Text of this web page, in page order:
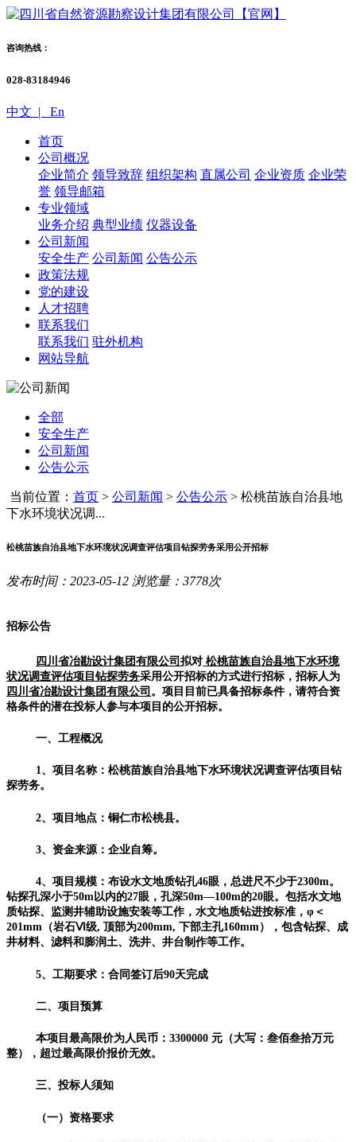
咨询热线：
028-83184946
中文 | En
首页
公司概况
企业简介 领导致辞 组织架构 直属公司 企业资质 企业荣
誉 领导邮箱
专业领域
业务介绍 典型业绩 仪器设备
公司新闻
安全生产 公司新闻 公告公示
政策法规
党的建设
人才招聘
联系我们
联系我们 驻外机构
网站导航
全部
安全生产
公司新闻
公告公示
当前位置： 首页 > 公司新闻 > 公告公示 > 松桃苗族自治县地
下水环境状况调...
松桃苗族自治县地下水环境状况调查评估项目钻探劳务采用公开招标
发布时间：2023-05-12 浏览量：3778次
招标公告
四川省冶勘设计集团有限公司拟对 松桃苗族自治县地下水环境
状况调查评估项目 钻探劳务采用公开招标的方式进行招标，招标人为
四川省冶勘设计集团有限公司 。项目目前已具备招标条件，请符合资
格条件的潜在投标人参与本项目的公开招标。
一、工程概况
1、项目名称：松桃苗族自治县地下水环境状况调查评估项目钻
探劳务。
2、项目地点：铜仁市松桃县。
3、资金来源：企业自筹。
4、项目规模：布设水文地质钻孔46眼，总进尺不少于2300m。
钻探孔深小于50m以内的27眼，孔深50m—100m的20眼。包括水文地
质钻探、监测井辅助设施安装等工作，水文地质钻进按标准， φ＜
201mm（岩石Ⅵ级, 顶部为200mm, 下部主孔160mm），包含钻探、成
井材料、滤料和膨润土、洗井、井台制作等工作。
5、工期要求：合同签订后90天完成
二、项目预算
本项目最高限价为人民币：3300000 元（大写：叁佰叁拾万元
整），超过最高限价报价无效。
三、投标人须知
（一）资格要求